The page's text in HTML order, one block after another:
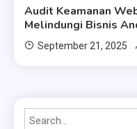
Audit Keamanan
Melindungi Bisnis
September 21, 2025
Search